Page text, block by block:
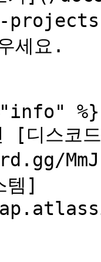
세요.
%}
[디스코
템]